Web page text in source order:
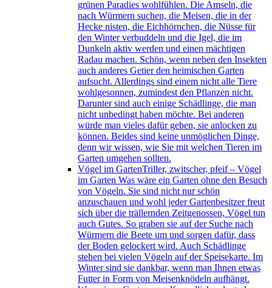
grünen Paradies wohlfühlen. Die Amseln, die
nach Würmern suchen, die Meisen, die in der
Hecke nisten, die Eichhörnchen, die Nüsse für
den Winter verbuddeln und die Igel, die im
Dunkeln aktiv werden und einen mächtigen
Radau machen. Schön, wenn neben den Insekten
auch anderes Getier den heimischen Garten
aufsucht. Allerdings sind einem nicht alle Tiere
wohlgesonnen, zumindest den Pflanzen nicht.
Darunter sind auch einige Schädlinge, die man
nicht unbedingt haben möchte. Bei anderen
würde man vieles dafür geben, sie anlocken zu
können. Beides sind keine unmöglichen Dinge,
denn wir wissen, wie Sie mit welchen Tieren im
Garten umgehen sollten.
Vögel im GartenTriller, zwitscher, pfeif – Vögel
im Garten Was wäre ein Garten ohne den Besuch
von Vögeln. Sie sind nicht nur schön
anzuschauen und wohl jeder Gartenbesitzer freut
sich über die trällernden Zeitgenossen, Vögel tun
auch Gutes. So graben sie auf der Suche nach
Würmern die Beete um und sorgen dafür, dass
der Boden gelockert wird. Auch Schädlinge
stehen bei vielen Vögeln auf der Speisekarte. Im
Winter sind sie dankbar, wenn man Ihnen etwas
Futter in Form von Meisenknödeln aufhängt.